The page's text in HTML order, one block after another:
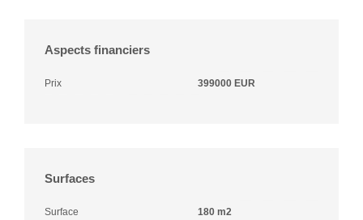
Aspects financiers
Prix 399000 EUR
Surfaces
Surface 180 m2